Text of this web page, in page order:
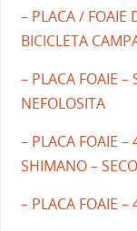
– PLACA / FOAIE
BICICLETA
– PLACA FOAIE
NEFOLOSITA
– PLACA FOAIE
SHIMANO –
– PLACA FOAIE